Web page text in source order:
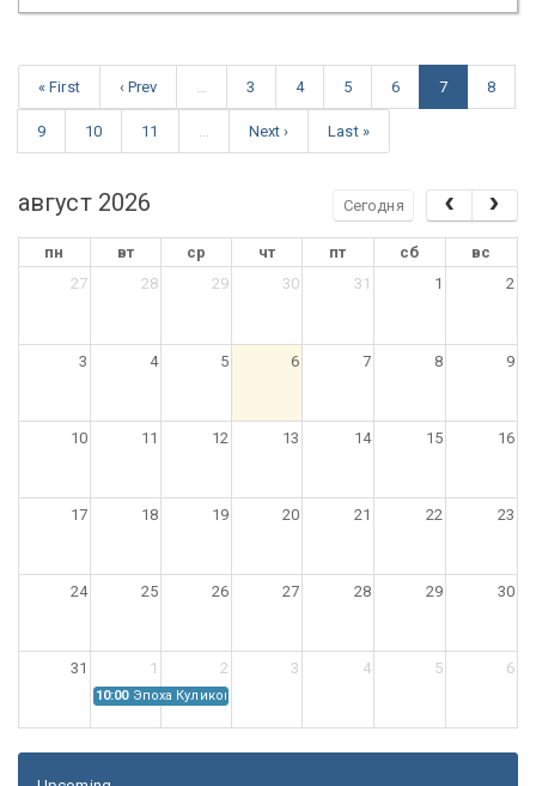
« First ‹ Prev 3 4 5 6 7 8
9 10 11 Next › Last »
август 2026 Сегодня
пн вт ср чт пт сб
вс
27
28 29 30 31 1 2
3 4 5 6 7 8 9
10 11 12 13 14 15 16
17 18 19 20 21 22 23
24 25 26 27 28 29 30
31 1 2 3 4 5 6
10:00 Эпоха Куликовской битвы: Проблемы источниковедения